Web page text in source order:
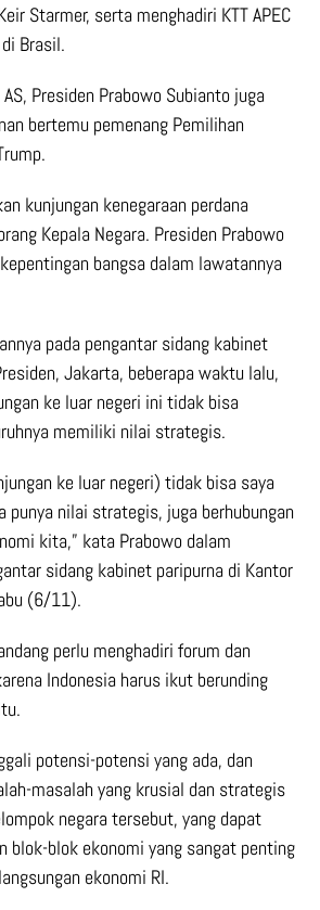
Starmer, serta menghadiri KTT APEC
Brasil.
Presiden Prabowo Subianto juga
bertemu pemenang Pemilihan
kunjungan kenegaraan perdana
Kepala Negara. Presiden Prabowo
bangsa dalam lawatannya
pada pengantar sidang kabinet
Jakarta, beberapa waktu lalu,
ke luar negeri ini tidak bisa
memiliki nilai strategis.
ke luar negeri) tidak bisa saya
punya nilai strategis, juga berhubungan
kita,” kata Prabowo dalam
sidang kabinet paripurna di Kantor
(6/11).
perlu menghadiri forum dan
Indonesia harus ikut berunding
potensi-potensi yang ada, dan
masalah yang krusial dan strategis
negara tersebut, yang dapat
blok-blok ekonomi yang sangat penting
ekonomi RI.